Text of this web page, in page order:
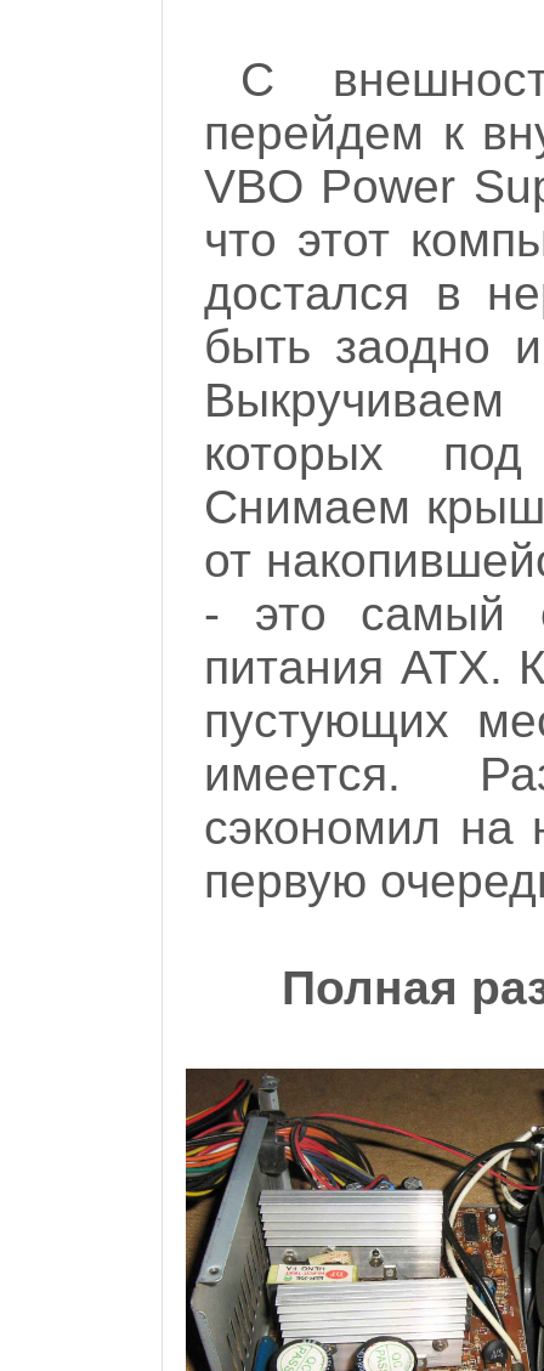
С
перейдем к
VBO Power
что этот
достался в
быть заодно
которых под
Снимаем
от
- это самый
питания ATX.
пустующих
имеется.
сэкономил на
первую
Полная